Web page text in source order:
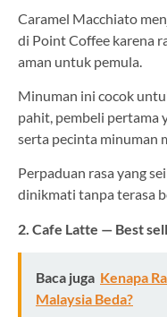
Caramel Macchiato
di Point Coffee karena
aman untuk pemula.
Minuman ini cocok
pahit, pembeli pertama
serta pecinta minuman
Perpaduan rasa yang
dinikmati tanpa terasa
2. Cafe Latte — Best
Baca juga Kenapa
Malaysia Beda?